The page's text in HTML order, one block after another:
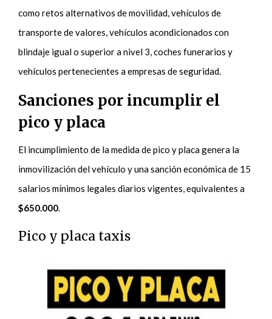
como retos alternativos de movilidad, vehículos de
transporte de valores, vehículos acondicionados con
blindaje igual o superior a nivel 3, coches funerarios y
vehículos pertenecientes a empresas de seguridad.
Sanciones por incumplir el
pico y placa
El incumplimiento de la medida de pico y placa genera la
inmovilización del vehículo y una sanción económica de 15
salarios mínimos legales diarios vigentes, equivalentes a
$650.000.
Pico y placa taxis